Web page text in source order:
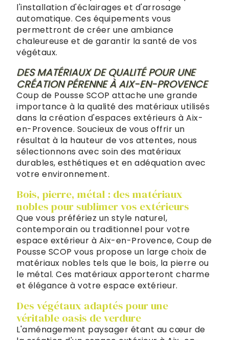
l'installation d'éclairages et d'arrosage
automatique. Ces équipements vous
permettront de créer une ambiance
chaleureuse et de garantir la santé de vos
végétaux.
DES MATÉRIAUX DE QUALITÉ POUR UNE
CRÉATION PÉRENNE À AIX-EN-PROVENCE
Coup de Pousse SCOP attache une grande
importance à la qualité des matériaux utilisés
dans la création d'espaces extérieurs à Aix-
en-Provence. Soucieux de vous offrir un
résultat à la hauteur de vos attentes, nous
sélectionnons avec soin des matériaux
durables, esthétiques et en adéquation avec
votre environnement.
Bois, pierre, métal : des matériaux
nobles pour sublimer vos extérieurs
Que vous préfériez un style naturel,
contemporain ou traditionnel pour votre
espace extérieur à Aix-en-Provence, Coup de
Pousse SCOP vous propose un large choix de
matériaux nobles tels que le bois, la pierre ou
le métal. Ces matériaux apporteront charme
et élégance à votre espace extérieur.
Des végétaux adaptés pour une
véritable oasis de verdure
L'aménagement paysager étant au cœur de